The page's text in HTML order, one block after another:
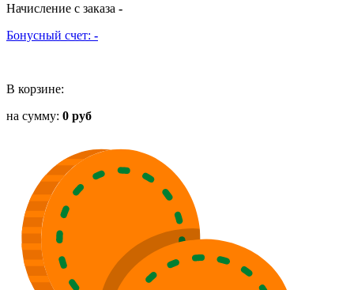
Начисление с заказа -
Бонусный счет: -
В корзине:
на сумму: 0 руб